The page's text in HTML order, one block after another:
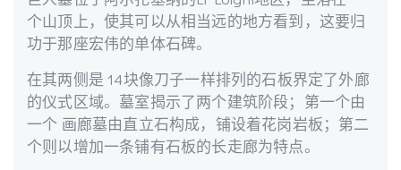
个山顶上，使其可以从相当远的地方看到，这要归
功于那座宏伟的单体石碑。
在其两侧是 14块像刀子一样排列的石板界定了外廊
的仪式区域。墓室揭示了两个建筑阶段；第一个由
一个 画廊墓由直立石构成，铺设着花岗岩板；第二
个则以增加一条铺有石板的长走廊为特点。